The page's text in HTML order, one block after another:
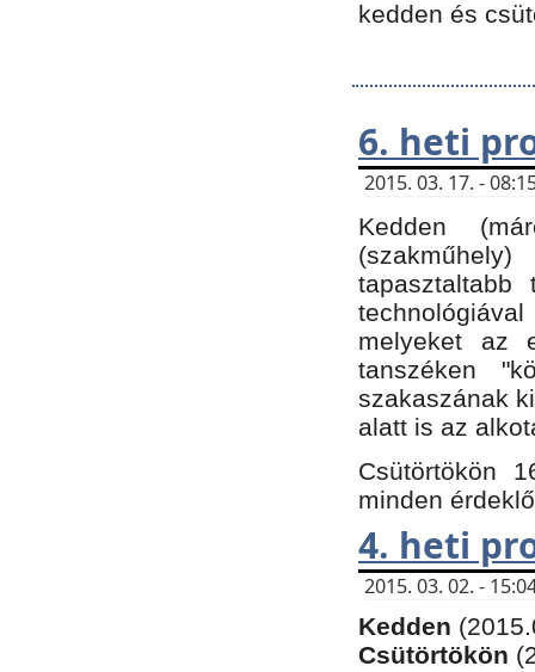
kedden és
6. heti
2015. 03. 17. -
Kedden
tapasztaltabb
melyeket az
tanszéken
szakaszának
alatt is az
Csütörtökön
minden
4. heti
2015. 03. 02. -
Kedden
Csütörtökön